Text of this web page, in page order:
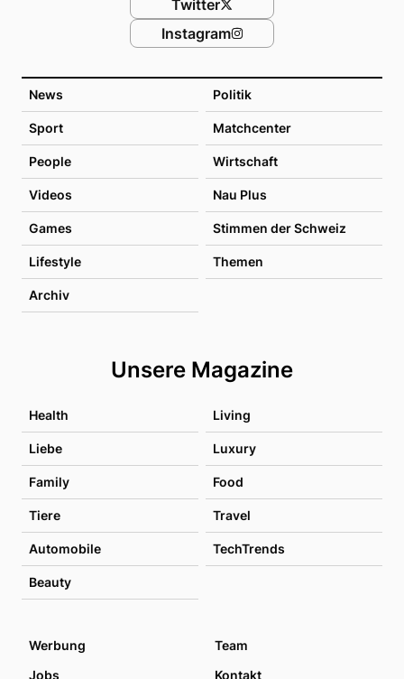
News Politik
Sport Matchcenter
People Wirtschaft
Videos Nau Plus
Games Stimmen der Schweiz
Lifestyle Themen
Archiv
Unsere Magazine
Health Living
Liebe Luxury
Family Food
Tiere Travel
Automobile TechTrends
Beauty
Twitter
Instagram
Werbung
Team
Jobs
Kontakt